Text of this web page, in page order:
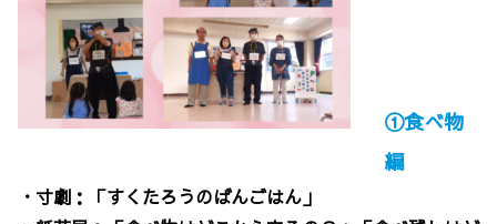
①食べ物
編
・寸劇：「すくたろうのばんごはん」